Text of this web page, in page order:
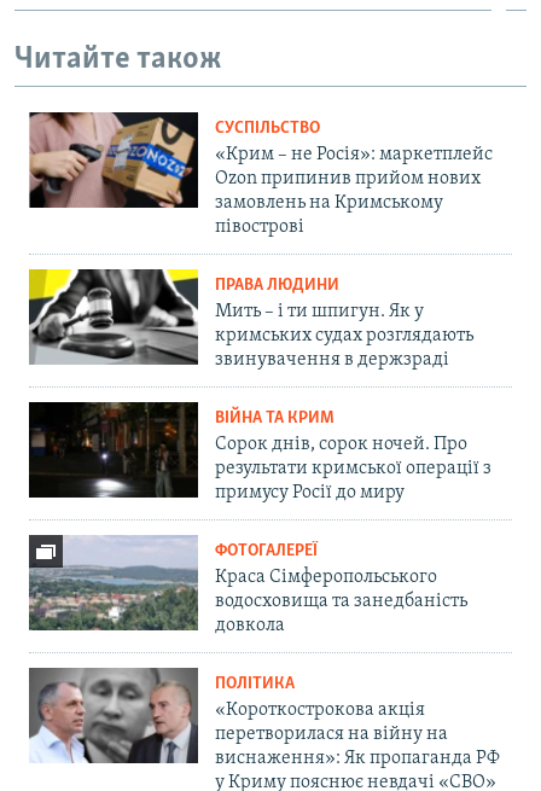
Читайте також
СУСПІЛЬСТВО
«Крим – не Росія»: маркетплейс
Ozon припинив прийом нових
замовлень на Кримському
півострові
ПРАВА ЛЮДИНИ
Мить – і ти шпигун. Як у
кримських судах розглядають
звинувачення в держзраді
ВІЙНА ТА КРИМ
Сорок днів, сорок ночей. Про
результати кримської операції з
примусу Росії до миру
ФОТОГАЛЕРЕЇ
Краса Сімферопольського
водосховища та занедбаність
довкола
ПОЛІТИКА
«Короткострокова акція
перетворилася на війну на
виснаження»: Як пропаганда РФ
у Криму пояснює невдачі «СВО»